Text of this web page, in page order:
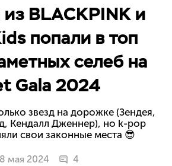
BLACKPINK и
попали в топ
селеб на
Gala 2024
звезд на дорожке (Зендея,
Кендалл Дженнер), но k-pop
свои законные места 😎
8 мая 2024 4